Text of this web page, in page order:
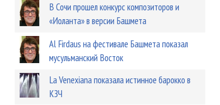
В Сочи прошел конкурс композиторов и
«Иоланта» в версии Башмета
Аl Firdaus на фестивале Башмета показал
мусульманский Восток
La Venexiana показала истинное барокко в
КЗЧ